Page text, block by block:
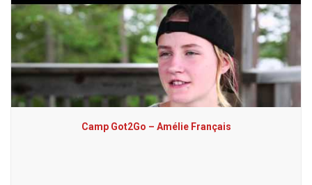
Camp Got2Go – Amélie Français